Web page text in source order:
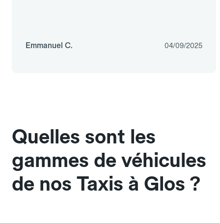
Emmanuel C. 04/09/2025
Quelles sont les
gammes de véhicules
de nos Taxis à Glos ?